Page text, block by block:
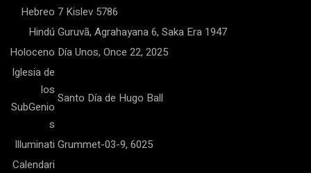
Hebreo 7 Kislev 5786
Hindú Guruvã, Agrahayana 6, Saka Era 1947
Holoceno Día Unos, Once 22, 2025
Iglesia de
los
SubGenio
s
Santo Día de Hugo Ball
Illuminati Grummet-03-9, 6025
Calendari